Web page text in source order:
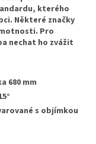
kterého
Některé značky
Pro
nechat ho zvážit
680 mm
s objímkou